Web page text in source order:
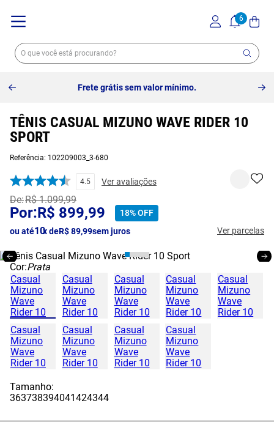
Frete grátis sem valor mínimo.
TÊNIS CASUAL MIZUNO WAVE RIDER 10
SPORT
Referência: 102209003_3-680
4.5 Ver avaliações
R$ 1.099,99
R$ 899,99 18%OFF
ou até10x deR$89,99sem juros Ver parcelas
Cor:Prata
Tamanho:
363738394041424344